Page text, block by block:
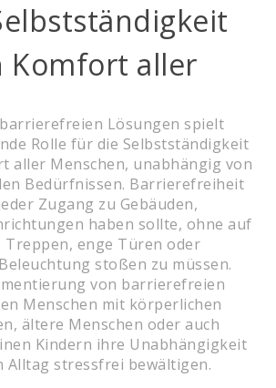
Komfort aller
Lösungen spielt
Rolle für die Selbstständigkeit
aller Menschen, unabhängig von
Bedürfnissen. Barrierefreiheit
Zugang zu Gebäuden,
haben sollte, ohne auf
Treppen, enge Türen oder
stoßen zu müssen.
von barrierefreien
Menschen mit körperlichen
ältere Menschen oder auch
Kindern ihre Unabhängigkeit
Alltag stressfrei bewältigen.